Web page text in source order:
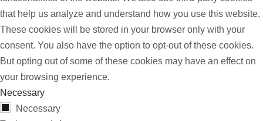
that help us analyze and understand how you use this website.
These cookies will be stored in your browser only with your
consent. You also have the option to opt-out of these cookies.
But opting out of some of these cookies may have an effect on
your browsing experience.
Necessary
Necessary